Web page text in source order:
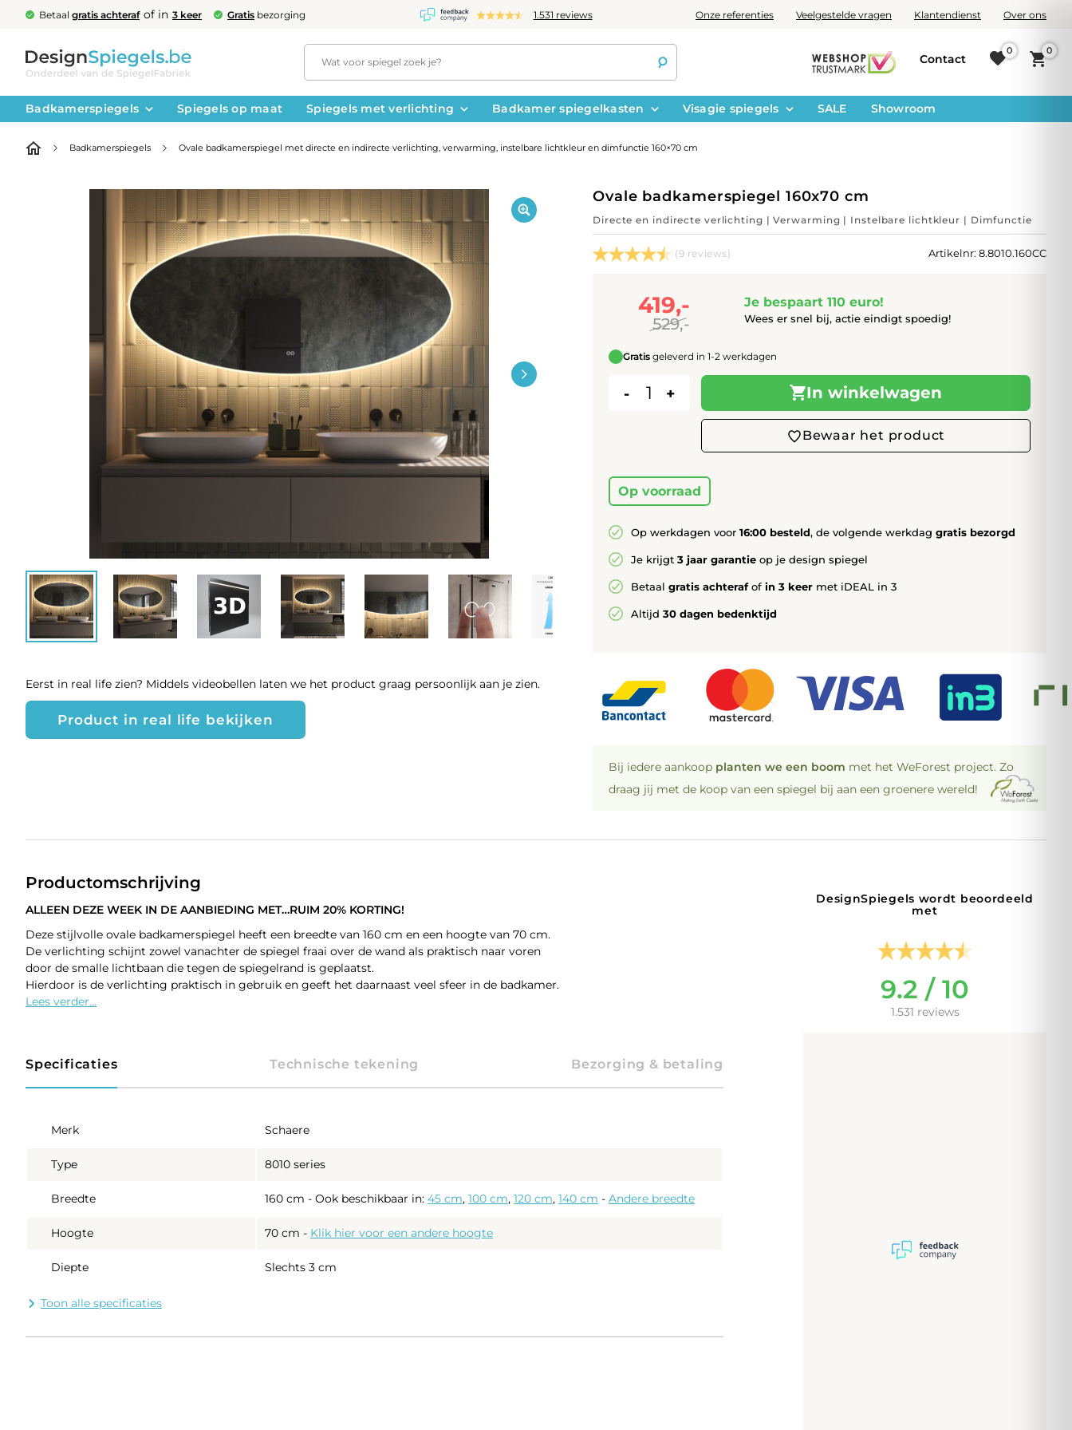
Betaal gratis achteraf of in 3 keer Gratis bezorging 1.531 reviews Onze referenties Veelgestelde vragen Klantendienst Over ons
Contact
0 0
Badkamerspiegels Spiegels op maat Spiegels met verlichting Badkamer spiegelkasten Visagie spiegels SALE Showroom
Badkamerspiegels Ovale badkamerspiegel met directe en indirecte verlichting, verwarming, instelbare lichtkleur en dimfunctie 160×70 cm
Eerst in real life zien? Middels videobellen laten we het product graag persoonlijk aan je zien.
Product in real life bekijken
Ovale badkamerspiegel 160x70 cm
Directe en indirecte verlichting | Verwarming | Instelbare lichtkleur | Dimfunctie
(9 reviews) Artikelnr: 8.8010.160CC
419,-
529,-
Je bespaart 110 euro!
Wees er snel bij, actie eindigt spoedig!
Gratis geleverd in 1-2 werkdagen
- + In winkelwagen
Bewaar het product
Op voorraad
Op werkdagen voor 16:00 besteld, de volgende werkdag gratis bezorgd
Je krijgt 3 jaar garantie op je design spiegel
Betaal gratis achterafof in 3 keer met iDEAL in 3
Altijd 30 dagen bedenktijd
Bij iedere aankoop planten we een boom met het WeForest project. Zo
draag jij met de koop van een spiegel bij aan een groenere wereld!
Productomschrijving
ALLEEN DEZE WEEK IN DE AANBIEDING MET…RUIM 20% KORTING!
Deze stijlvolle ovale badkamerspiegel heeft een breedte van 160 cm en een hoogte van 70 cm.
De verlichting schijnt zowel vanachter de spiegel fraai over de wand als praktisch naar voren
door de smalle lichtbaan die tegen de spiegelrand is geplaatst.
Hierdoor is de verlichting praktisch in gebruik en geeft het daarnaast veel sfeer in de badkamer.
Lees verder...
Specificaties Technische tekening Bezorging & betaling
Merk Schaere
Type 8010 series
Breedte 160 cm - Ook beschikbaar in: 45 cm, 100 cm, 120 cm, 140 cm - Andere breedte
Hoogte 70 cm - Klik hier voor een andere hoogte
Diepte Slechts 3 cm
Dikte spiegelglas
Uitgevoerd met geïntegreerde LED verlichting, energiezuinig, lange
Toon alle specificaties
DesignSpiegels wordt beoordeeld
met
9.2 / 10
1.531 reviews